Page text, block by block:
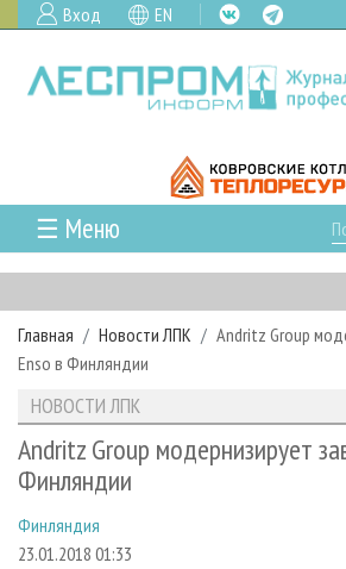
Вход EN
☰ Меню
ГЛАВНАЯ
РУБРИКИ И ТЕМЫ
РУБРИКИ ЖУРНАЛА
ЛЕСОЗАГОТОВКА
ЛЕСОПИЛЕНИЕ
СУШКА ДРЕВЕСИНЫ
НОВОСТИ
НОВОСТИ ЛПК
НОВОСТИ ЖУРНАЛА
ПРОЕКТЫ ЛПИ
АНАЛИТИКА
ПРЕДПРИЯТИЯ ЛПК
ПЕРСОНЫ
АРХИВ
АРХИВ ЖУРНАЛОВ
О ЖУРНАЛЕ
КОНТАКТЫ
РЕКЛАМОДАТЕЛЯМ
РЕКЛАМА
Главная Новости ЛПК
Andritz Group
Enso в Финляндии
НОВОСТИ ЛПК
Andritz Group модернизирует
Финляндии
Финляндия
23.01.2018 01:33